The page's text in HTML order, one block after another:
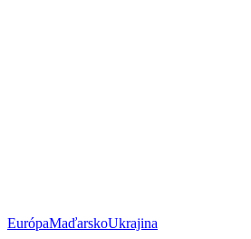
EurópaMaďarskoUkrajina